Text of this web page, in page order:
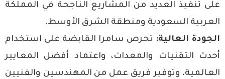
على تنفيذ العديد من المشاريع الناجحة في المملكة
العربية السعودية ومنطقة الشرق الأوسط.
الجودة العالية: تحرص سامرا القابضة على استخدام
أحدث التقنيات والمعدات، واعتماد أفضل المعايير
العالمية، وتوفير فريق عمل من المهندسين والفنيين